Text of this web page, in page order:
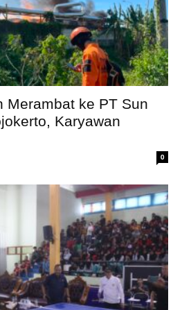
Merambat ke PT Sun
Karyawan
0